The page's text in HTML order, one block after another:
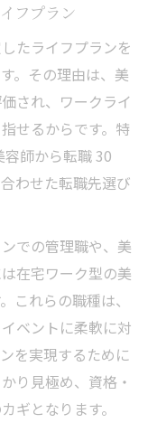
フプラン
たライフプランを
。その理由は、美
され、ワークライ
せるからです。特
師から転職 30
わせた転職先選び
での管理職や、美
在宅ワーク型の美
これらの職種は、
ベントに柔軟に対
を実現するために
り見極め、資格・
ギとなります。